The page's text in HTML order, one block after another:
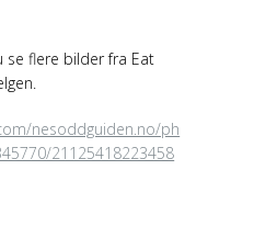
se flere bilder fra Eat
nesoddguiden.no/ph
21125418223458